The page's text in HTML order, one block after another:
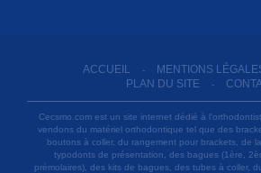
ACCUEIL - MENTIONS
PLAN DU SITE -
Cecsmo.com est un site internet dédié à
vendons du matériel orthodontique tel que des
boutons à coller, du rangement pour brackets, de
typodonts de présentation, des bagues (1ère,
prémolaires), des kits de bagues, des tubes à coller,